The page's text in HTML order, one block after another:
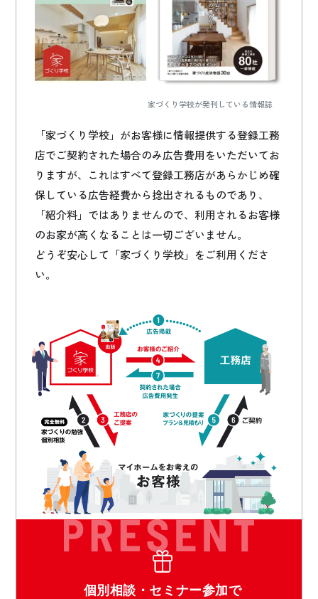
家づくり学校が発刊している情報誌
「家づくり学校」がお客様に情報提供する登録工務
店でご契約された場合のみ広告費用をいただいてお
りますが、これはすべて登録工務店があらかじめ確
保している広告経費から捻出されるものであり、
「紹介料」ではありませんので、利用されるお客様
のお家が高くなることは一切ございません。
どうぞ安心して「家づくり学校」をご利用くださ
い。
個別相談・セミナー参加で